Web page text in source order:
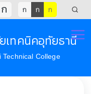
ก ก ก ก
เทคนิคอุทัยธานี
Technical College